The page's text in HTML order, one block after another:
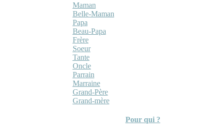
Maman
Belle-Maman
Papa
Beau-Papa
Frère
Soeur
Tante
Oncle
Parrain
Marraine
Grand-Père
Grand-mère
Pour qui ?